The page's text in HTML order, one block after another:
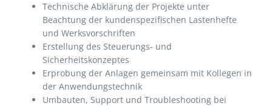
Technische Abklärung der Projekte unter
Beachtung der kundenspezifischen Lastenhefte
und Werksvorschriften
Erstellung des Steuerungs- und
Sicherheitskonzeptes
Erprobung der Anlagen gemeinsam mit Kollegen in
der Anwendungstechnik
Umbauten, Support und Troubleshooting bei